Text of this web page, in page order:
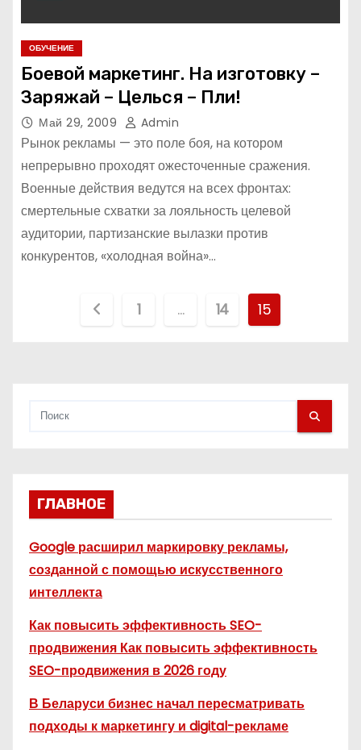
ОБУЧЕНИЕ
Боевой маркетинг. На изготовку –
Заряжай – Целься – Пли!
Май 29, 2009 Admin
Рынок рекламы — это поле боя, на котором
непрерывно проходят ожесточенные сражения.
Военные действия ведутся на всех фронтах:
смертельные схватки за лояльность целевой
аудитории, партизанские вылазки против
конкурентов, «холодная война»…
ц
и
я
з
а
п
и
1 … 14 15
ГЛАВНОЕ
Google расширил маркировку рекламы,
созданной с помощью искусственного
интеллекта
Как повысить эффективность SEO-
продвижения Как повысить эффективность
SEO-продвижения в 2026 году
В Беларуси бизнес начал пересматривать
подходы к маркетингу и digital-рекламе